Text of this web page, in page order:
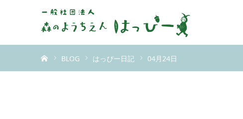
BLOG はっぴー日記 04月24日